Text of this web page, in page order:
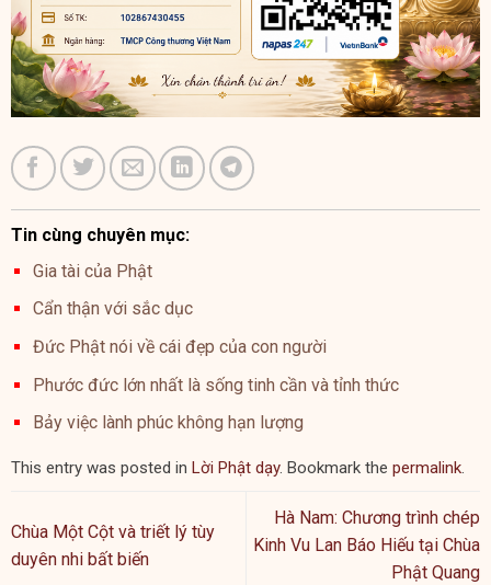
Tin cùng chuyên mục:
Gia tài của Phật
Cẩn thận với sắc dục
Đức Phật nói về cái đẹp của con người
Phước đức lớn nhất là sống tinh cần và tỉnh thức
Bảy việc lành phúc không hạn lượng
This entry was posted in Lời Phật dạy. Bookmark the permalink.
Chùa Một Cột và triết lý tùy
duyên nhi bất biến
Hà Nam: Chương trình chép
Kinh Vu Lan Báo Hiếu tại Chùa
Phật Quang